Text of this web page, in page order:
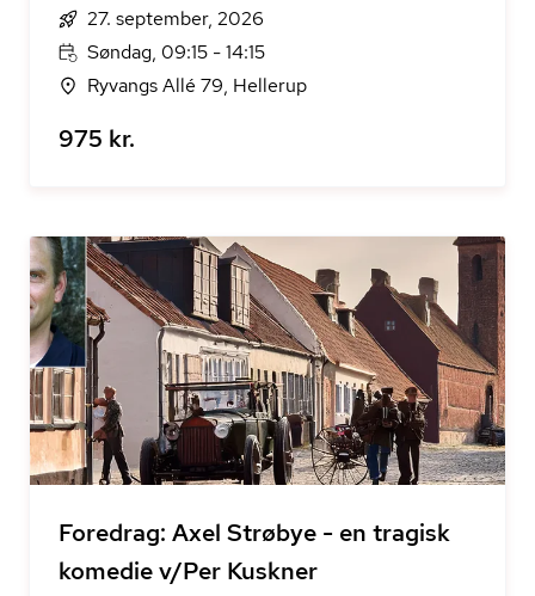
27. september, 2026
Søndag, 09:15 - 14:15
Ryvangs Allé 79, Hellerup
975 kr.
Foredrag: Axel Strøbye - en tragisk
komedie v/Per Kuskner